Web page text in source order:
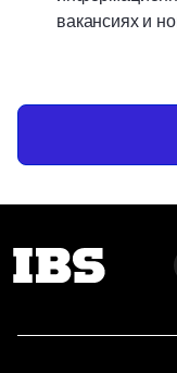
вакансиях и